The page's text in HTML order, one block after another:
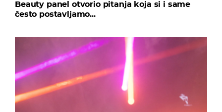
Beauty panel otvorio pitanja koja si i same
često postavljamo...